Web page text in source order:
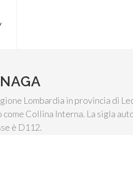
Lombardia in provincia di
Collina Interna. La sigla
è D112.